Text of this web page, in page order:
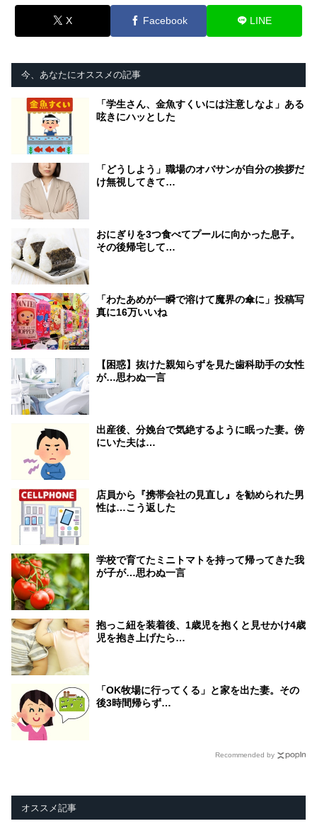
X Facebook LINE
今、あなたにオススメの記事
「学生さん、金魚すくいには注意しなよ」ある
呟きにハッとした
「どうしよう」職場のオバサンが自分の挨拶だ
け無視してきて…
おにぎりを3つ食べてプールに向かった息子。
その後帰宅して…
「わたあめが一瞬で溶けて魔界の傘に」投稿写
真に16万いいね
【困惑】抜けた親知らずを見た歯科助手の女性
が…思わぬ一言
出産後、分娩台で気絶するように眠った妻。傍
にいた夫は…
店員から『携帯会社の見直し』を勧められた男
性は…こう返した
学校で育てたミニトマトを持って帰ってきた我
が子が…思わぬ一言
抱っこ紐を装着後、1歳児を抱くと見せかけ4歳
児を抱き上げたら…
「OK牧場に行ってくる」と家を出た妻。その
後3時間帰らず…
Recommended by
オススメ記事